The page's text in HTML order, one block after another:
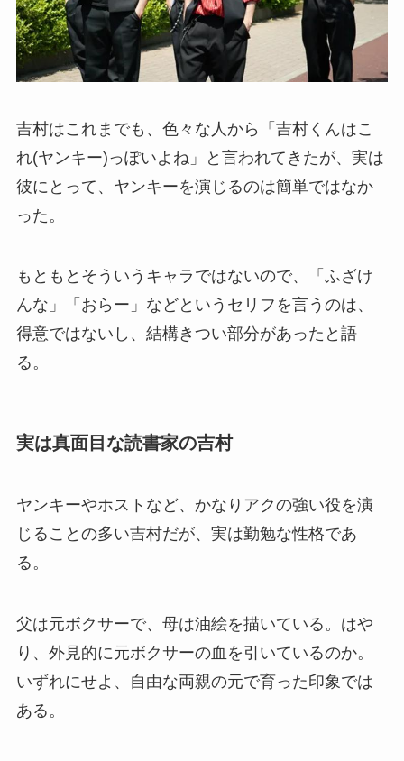
吉村はこれまでも、色々な人から「吉村くんはこ
れ(ヤンキー)っぽいよね」と言われてきたが、実は
彼にとって、ヤンキーを演じるのは簡単ではなか
った。
もともとそういうキャラではないので、「ふざけ
んな」「おらー」などというセリフを言うのは、
得意ではないし、結構きつい部分があったと語
る。
実は真面目な読書家の吉村
ヤンキーやホストなど、かなりアクの強い役を演
じることの多い吉村だが、実は勤勉な性格であ
る。
父は元ボクサーで、母は油絵を描いている。はや
り、外見的に元ボクサーの血を引いているのか。
いずれにせよ、自由な両親の元で育った印象では
ある。